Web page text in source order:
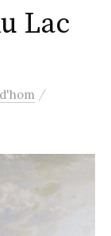
Lac
/